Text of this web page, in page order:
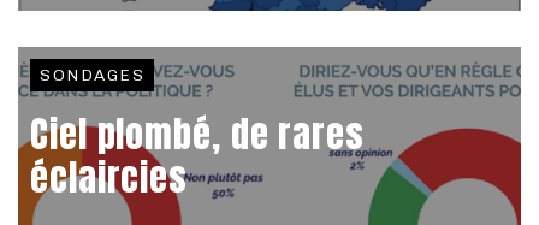
SONDAGES
Ciel plombé, de rares
éclaircies